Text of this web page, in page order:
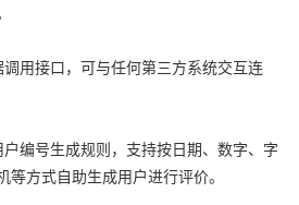
用接口，可与任何第三方系统交互连
号生成规则，支持按日期、数字、字
方式自助生成用户进行评价。